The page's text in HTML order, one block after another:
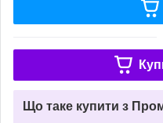
Що таке купити з